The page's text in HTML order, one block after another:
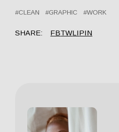
CLEAN GRAPHIC WORK
SHARE: FBTWLIPIN